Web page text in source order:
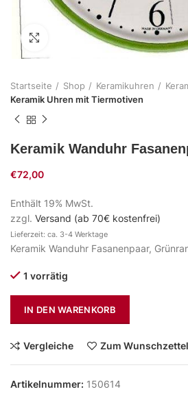
Zum Vergrößern klicken
Startseite Shop Keramikuhren
Keramik Uhren mit Tiermotiven
Keramik Wanduhr
€72,00
Enthält 19% MwSt.
zzgl. Versand (ab 70€ kostenfrei)
Lieferzeit: ca. 3-4 Werktage
Keramik Wanduhr Fasanenpaar,
1 vorrätig
IN DEN WARENKORB
Vergleiche Zum
Artikelnummer: 150614